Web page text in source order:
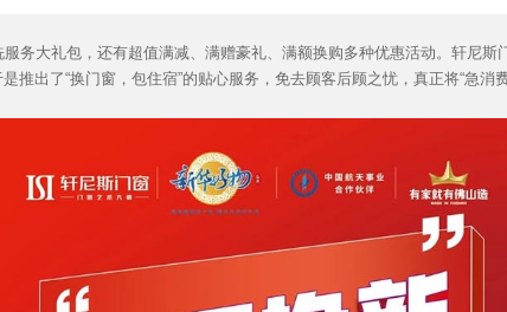
大礼包，还有超值满减、满赠豪礼、满额换购多种优惠活动。轩尼斯
推出了“换门窗，包住宿”的贴心服务，免去顾客后顾之忧，真正将“急消